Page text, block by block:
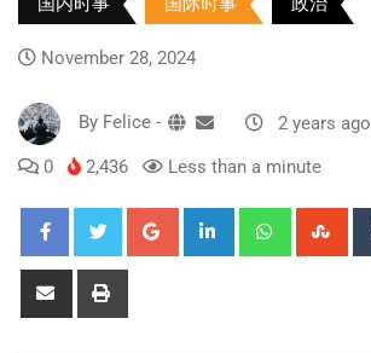
November 28, 2024
By Felice - 2 years ago
0 2,436 Less than a minute